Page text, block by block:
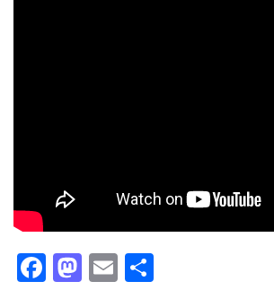
Facebook
Mastodon
Email